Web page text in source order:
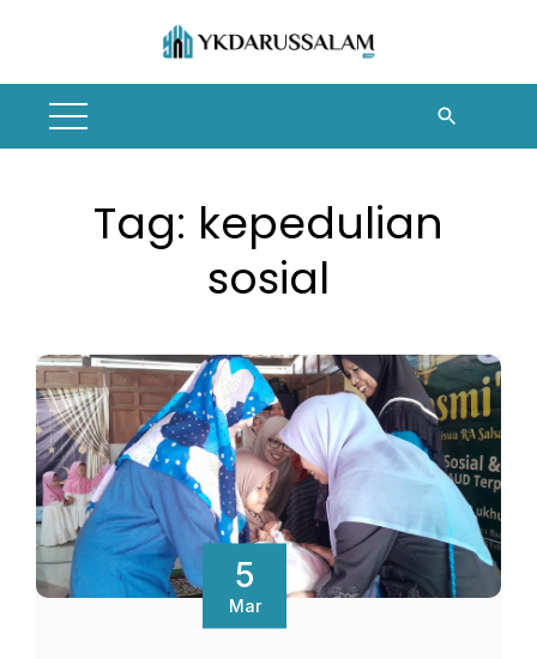
Tag: kepedulian
sosial
5
Mar